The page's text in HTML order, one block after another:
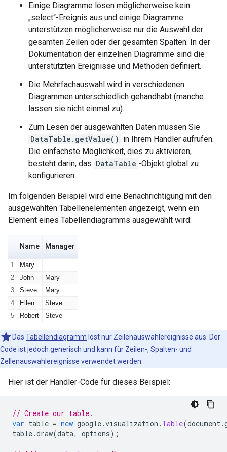
Einige Diagramme lösen möglicherweise kein
„select“-Ereignis aus und einige Diagramme
unterstützen möglicherweise nur die Auswahl der
gesamten Zeilen oder der gesamten Spalten. In der
Dokumentation der einzelnen Diagramme sind die
unterstützten Ereignisse und Methoden definiert.
Die Mehrfachauswahl wird in verschiedenen
Diagrammen unterschiedlich gehandhabt (manche
lassen sie nicht einmal zu).
Zum Lesen der ausgewählten Daten müssen Sie
DataTable.getValue() in Ihrem Handler aufrufen.
Die einfachste Möglichkeit, dies zu aktivieren,
besteht darin, das DataTable -Objekt global zu
konfigurieren.
Im folgenden Beispiel wird eine Benachrichtigung mit den
ausgewählten Tabellenelementen angezeigt, wenn ein
Element eines Tabellendiagramms ausgewählt wird:
Das Tabellendiagramm löst nur Zeilenauswahlereignisse aus. Der
Code ist jedoch generisch und kann für Zeilen-, Spalten- und
Zellenauswahlereignisse verwendet werden.
Hier ist der Handler-Code für dieses Beispiel:
// Create our table.
var table = new google.visualization . Table(document.
table.draw(data, options);